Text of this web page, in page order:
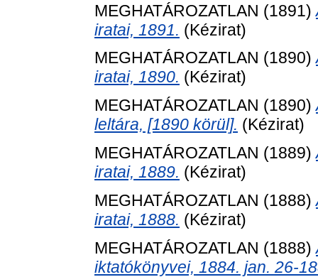
MEGHATÁROZATLAN (1891)
iratai, 1891. (Kézirat)
MEGHATÁROZATLAN (1890)
iratai, 1890. (Kézirat)
MEGHATÁROZATLAN (1890)
leltára, [1890 körül]. (Kézirat)
MEGHATÁROZATLAN (1889)
iratai, 1889. (Kézirat)
MEGHATÁROZATLAN (1888)
iratai, 1888. (Kézirat)
MEGHATÁROZATLAN (1888)
iktatókönyvei, 1884. jan. 26-